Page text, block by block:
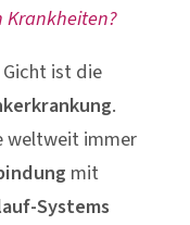
Krankheiten?
Gicht ist die
.
weltweit immer
mit
Systems